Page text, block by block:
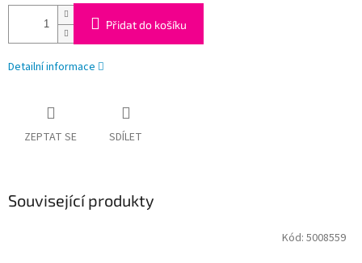
Přidat do košíku
Detailní informace
ZEPTAT SE SDÍLET
Související produkty
Kód: 5008559